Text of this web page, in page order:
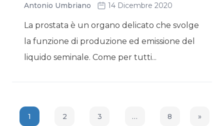
Antonio Umbriano 14 Dicembre 2020
La prostata è un organo delicato che svolge
la funzione di produzione ed emissione del
liquido seminale. Come per tutti...
1 2 3 … 8 Next
»